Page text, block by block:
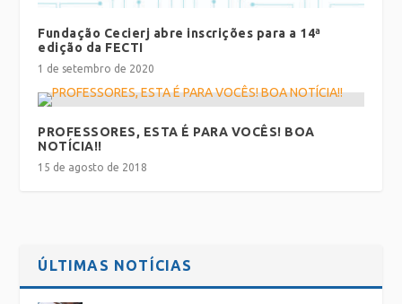
Fundação Cecierj abre inscrições para a 14ª
edição da FECTI
1 de setembro de 2020
PROFESSORES, ESTA É PARA VOCÊS! BOA
NOTÍCIA!!
15 de agosto de 2018
ÚLTIMAS NOTÍCIAS